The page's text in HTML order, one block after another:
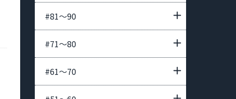
#81〜90
#71〜80
#61〜70